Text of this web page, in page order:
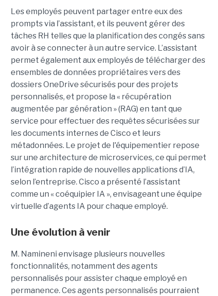
Les employés peuvent partager entre eux des
prompts via l’assistant, et ils peuvent gérer des
tâches RH telles que la planification des congés sans
avoir à se connecter à un autre service. L’assistant
permet également aux employés de télécharger des
ensembles de données propriétaires vers des
dossiers OneDrive sécurisés pour des projets
personnalisés, et propose la « récupération
augmentée par génération » (RAG) en tant que
service pour effectuer des requêtes sécurisées sur
les documents internes de Cisco et leurs
métadonnées. Le projet de l'équipementier repose
sur une architecture de microservices, ce qui permet
l’intégration rapide de nouvelles applications d’IA,
selon l’entreprise. Cisco a présenté l’assistant
comme un « coéquipier IA », envisageant une équipe
virtuelle d’agents IA pour chaque employé.
Une évolution à venir
M. Namineni envisage plusieurs nouvelles
fonctionnalités, notamment des agents
personnalisés pour assister chaque employé en
permanence. Ces agents personnalisés pourraient